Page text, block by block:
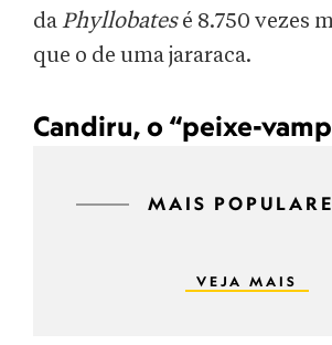
daPhyllobatesé 8.750 vezes
que o de uma jararaca.
Candiru, o “peixe-
MAIS
VEJA MAIS